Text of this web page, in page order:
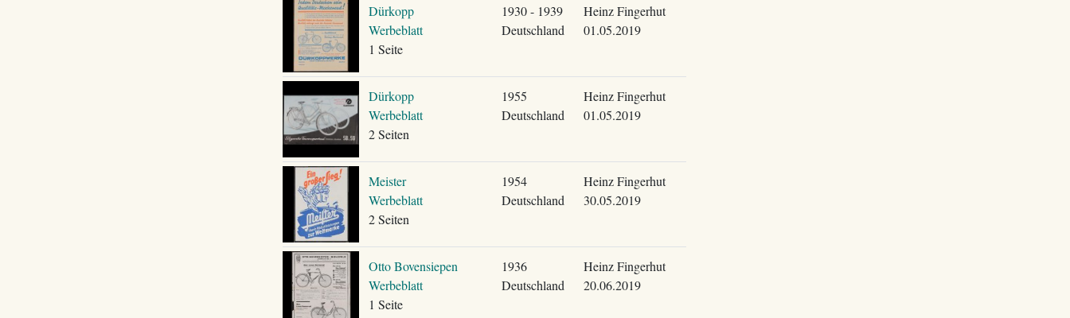
Dürkopp
Werbeblatt
1 Seite
1930 - 1939
Deutschland
Heinz Fingerhut
01.05.2019
Dürkopp
Werbeblatt
2 Seiten
1955
Deutschland
Heinz Fingerhut
01.05.2019
Meister
Werbeblatt
2 Seiten
1954
Deutschland
Heinz Fingerhut
30.05.2019
Otto Bovensiepen
Werbeblatt
1 Seite
1936
Deutschland
Heinz Fingerhut
20.06.2019